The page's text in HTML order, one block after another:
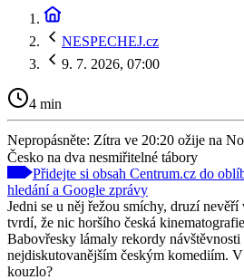
NESPECHEJ.cz
9. 7. 2026, 07:00
4 min
Nepropásněte: Zítra ve 20:20 ožije na
Česko na dva nesmiřitelné tábory
Přidejte si obsah Centrum.cz do
hledání a Google zprávy
Jedni se u něj řežou smíchy, druzí
tvrdí, že nic horšího česká
Babovřesky lámaly rekordy návštěvnosti
nejdiskutovanějším českým komediím.
kouzlo?